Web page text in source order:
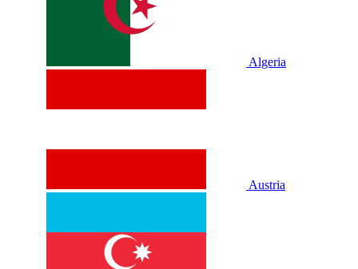
Algeria
Austria